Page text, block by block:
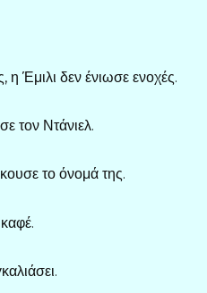
Έμιλι δεν ένιωσε ενοχές.
τον Ντάνιελ.
το όνομά της.